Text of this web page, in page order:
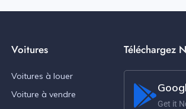
Voitures
Voitures à louer
Voiture à vendre
Téléchargez
Get it